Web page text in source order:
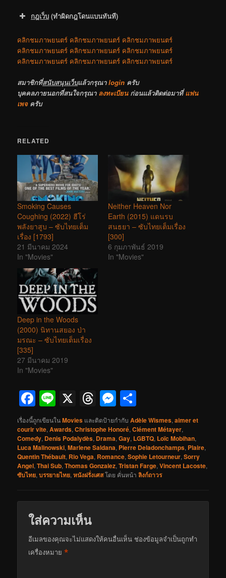
กฎเว็บ (ทำผิดกฎโดนแบนทันที)
คลิกชมภาพยนตร์ คลิกชมภาพยนตร์ คลิกชมภาพยนตร์
คลิกชมภาพยนตร์ คลิกชมภาพยนตร์ คลิกชมภาพยนตร์
คลิกชมภาพยนตร์ คลิกชมภาพยนตร์ คลิกชมภาพยนตร์
สมาชิกที่สนับสนุนเว็บแล้วกรุณาlogin ครับ
บุคคลภายนอกที่สนใจกรุณา ลงทะเบียนก่อนแล้วติดต่อมาที่แฟน
เพจครับ
RELATED
Smoking Causes
Coughing (2022) ฮีโร่
พลังยาสูบ – ซับไทยเต็ม
เรื่อง [1793]
21 มีนาคม 2024
In "Movies"
Neither Heaven Nor
Earth (2015) แดนรบ
สนธยา – ซับไทยเต็มเรื่อง
[300]
6 กุมภาพันธ์ 2019
In "Movies"
Deep in the Woods
(2000) นิทานสยอง ป่า
มรณะ – ซับไทยเต็มเรื่อง
[335]
27 มีนาคม 2019
In "Movies"
Facebook
Line
X Threads
Messenger
เรื่องนี้ถูกเขียนในMovies และติดป้ายกำกับAdèle Wismes,aimer et
courir vite,Awards,Christophe Honoré,Clément Métayer,
Comedy, Denis Podalydès, Drama,Gay, LGBTQ, Loïc Mobihan,
Luca Malinowski,Marlene Saldana, Pierre Deladonchamps, Plaire,
Quentin Thébault, Rio Vega, Romance,Sophie Letourneur,Sorry
Angel,Thai Sub,Thomas Gonzalez,Tristan Farge,Vincent Lacoste,
ซับไทย,บรรยายไทย,หนังฝรั่งเศสโดย คั่นหน้าลิงก์ถาวร
ใส่ความเห็น
อีเมลของคุณจะไม่แสดงให้คนอื่นเห็น ช่องข้อมูลจำเป็นถูกทำ
เครื่องหมาย*